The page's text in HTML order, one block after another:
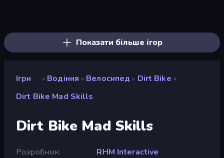
Показати більше ігор
Ігри » Водіння » Велосипед » Dirt Bike »
Dirt Bike Mad Skills
Dirt Bike Mad Skills
Розробник
RHM Interactive